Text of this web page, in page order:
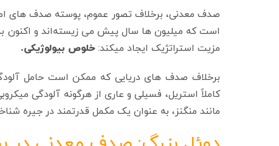
صدف معدنی، برخلاف تصور عموم، پوسته صدف‌ های
است که میلیون‌ ها سال پیش می زیسته‌اند و
مزیت استراتژیک ایجاد میکند:خلوص بیولوژیکی.
برخلاف صدف‌ های دریایی که ممکن است حامل
مانند منگنز، به عنوان یک مکمل قدرتمند در جیره